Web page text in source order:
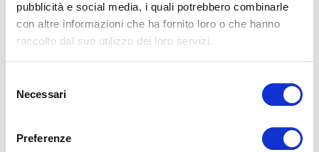
pubblicità e social media, i quali potrebbero combinarle
con altre informazioni che ha fornito loro o che hanno
raccolto dal suo utilizzo dei loro servizi.
delNecessari
Preferenze
loadingbeatdata.it
for more